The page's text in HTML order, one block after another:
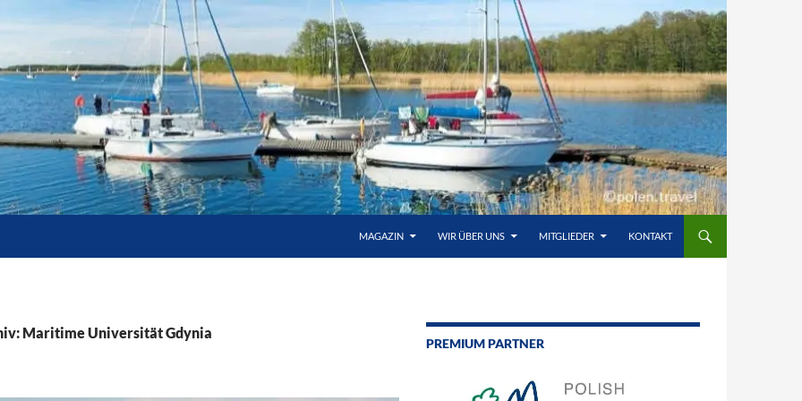
MAGAZIN WIR ÜBER UNS MITGLIEDER KONTAKT
Maritime Universität Gdynia
PREMIUM PARTNER